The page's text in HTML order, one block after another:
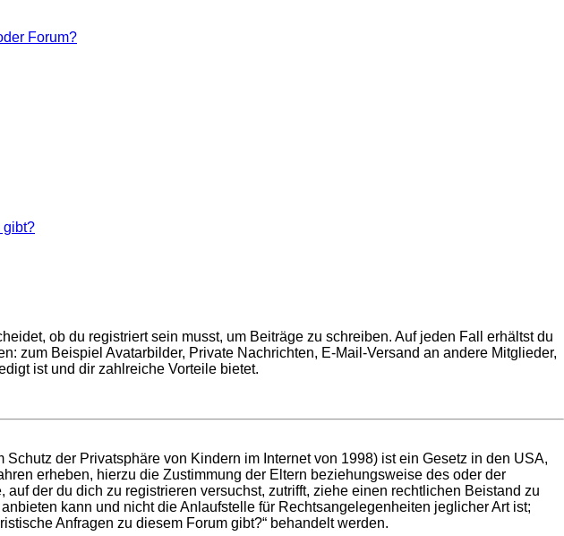
Forum?
gibt?
ob du registriert sein musst, um Beiträge zu schreiben. Auf jeden Fall erhältst du
zum Beispiel Avatarbilder, Private Nachrichten, E-Mail-Versand an andere Mitglieder,
ist und dir zahlreiche Vorteile bietet.
der Privatsphäre von Kindern im Internet von 1998) ist ein Gesetz in den USA,
erheben, hierzu die Zustimmung der Eltern beziehungsweise des oder der
der du dich zu registrieren versuchst, zutrifft, ziehe einen rechtlichen Beistand zu
kann und nicht die Anlaufstelle für Rechtsangelegenheiten jeglicher Art ist;
Anfragen zu diesem Forum gibt?“ behandelt werden.